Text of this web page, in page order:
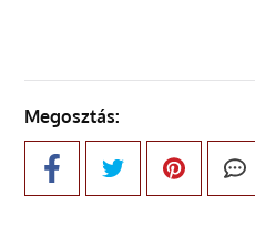
Megosztás: